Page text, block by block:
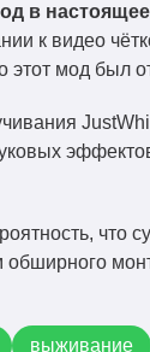
в
к видео
этот мод
что
обширного
выживание